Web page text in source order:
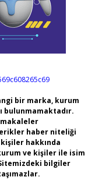
bir marka, kurum
bulunmamaktadır.
makaleler
haber niteliği
hakkında
ve kişiler ile isim
bilgiler